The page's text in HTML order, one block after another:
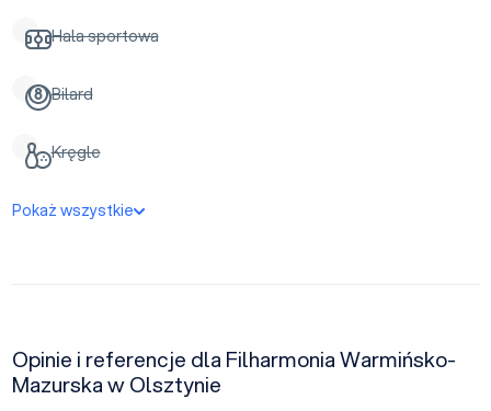
Hala sportowa
Bilard
Kręgle
Pokaż wszystkie
Opinie i referencje dla Filharmonia Warmińsko-
Mazurska w Olsztynie